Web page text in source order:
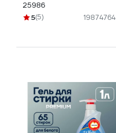
25986
5(5) 19874764